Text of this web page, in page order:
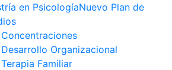
en PsicologíaNuevo Plan de
Concentraciones
Desarrollo Organizacional
Terapia Familiar